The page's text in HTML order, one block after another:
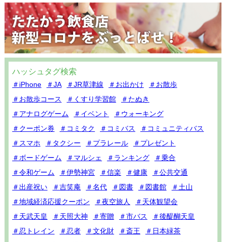
ハッシュタグ検索
＃iPhone ＃JA ＃JR草津線 ＃お出かけ
＃お散歩
＃お散歩コース
＃くすり学習館
＃たぬき
＃アナログゲーム
＃イベント
＃ウォーキング
＃クーポン券
＃コミタク ＃コミバス
＃コミュニティバス
＃スマホ
＃タクシー ＃プラレール
＃プレゼント
＃ボードゲーム
＃マルシェ ＃ランキング
＃乗合
＃令和ゲーム
＃伊勢神宮 ＃信楽 ＃健康
＃公共交通
＃出産祝い
＃吉笑庵 ＃名代 ＃図書 ＃図書館
＃土山
＃地域経済応援クーポン
＃夜空旅人
＃天体観望会
＃天武天皇
＃天照大神 ＃寄贈 ＃市バス
＃後醍醐天皇
＃忍トレイン
＃忍者 ＃文化財 ＃斎王
＃日本緑茶